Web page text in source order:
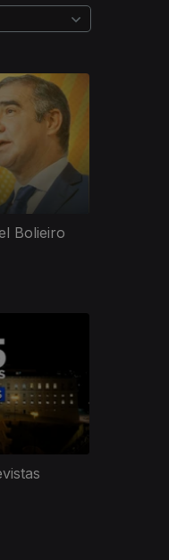
Bolieiro